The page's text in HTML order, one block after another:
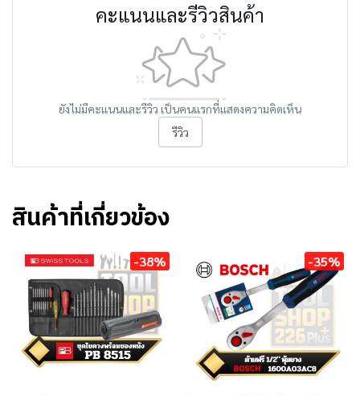
คะแนนและรีวิวสินค้า
ยังไม่มีคะแนนและรีวิว เป็นคนแรกที่แสดงความคิดเห็น
รีวิว
สินค้าที่เกี่ยวข้อง
-38% -35%